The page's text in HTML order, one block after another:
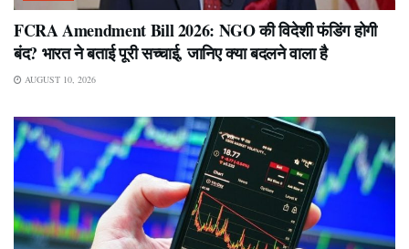
FCRA Amendment Bill 2026: NGO की विदेशी फंडिंग होगी
बंद? भारत ने बताई पूरी सच्चाई, जानिए क्या बदलने वाला है
AUGUST 10, 2026